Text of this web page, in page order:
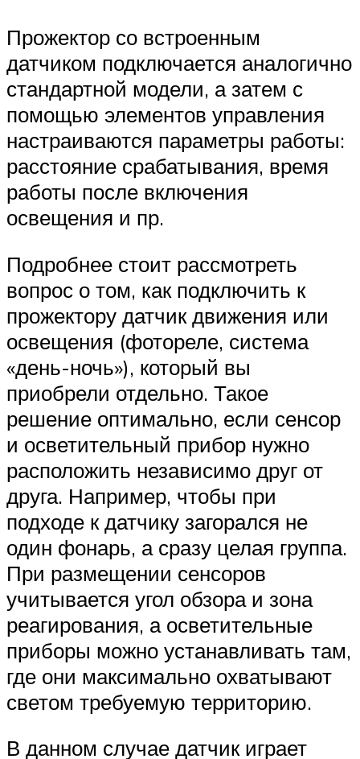
Прожектор со встроенным
датчиком подключается аналогично
стандартной модели, а затем с
помощью элементов управления
настраиваются параметры работы:
расстояние срабатывания, время
работы после включения
освещения и пр.
Подробнее стоит рассмотреть
вопрос о том, как подключить к
прожектору датчик движения или
освещения (фотореле, система
«день-ночь»), который вы
приобрели отдельно. Такое
решение оптимально, если сенсор
и осветительный прибор нужно
расположить независимо друг от
друга. Например, чтобы при
подходе к датчику загорался не
один фонарь, а сразу целая группа.
При размещении сенсоров
учитывается угол обзора и зона
реагирования, а осветительные
приборы можно устанавливать там,
где они максимально охватывают
светом требуемую территорию.
В данном случае датчик играет